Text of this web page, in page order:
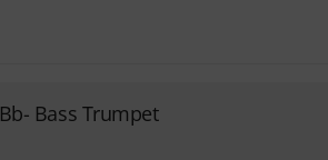
Bb- Bass Trumpet